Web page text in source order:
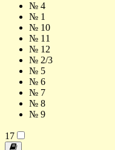
№ 4
№ 1
№ 10
№ 11
№ 12
№ 2/3
№ 5
№ 6
№ 7
№ 8
№ 9
17